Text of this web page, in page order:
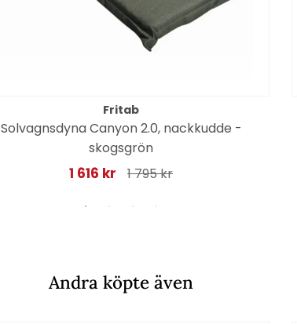
Fritab
Solvagnsdyna Canyon 2.0, nackkudde -
skogsgrön
1 616 kr 1 795 kr
Andra köpte även